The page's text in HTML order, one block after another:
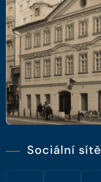
Sociální sítě